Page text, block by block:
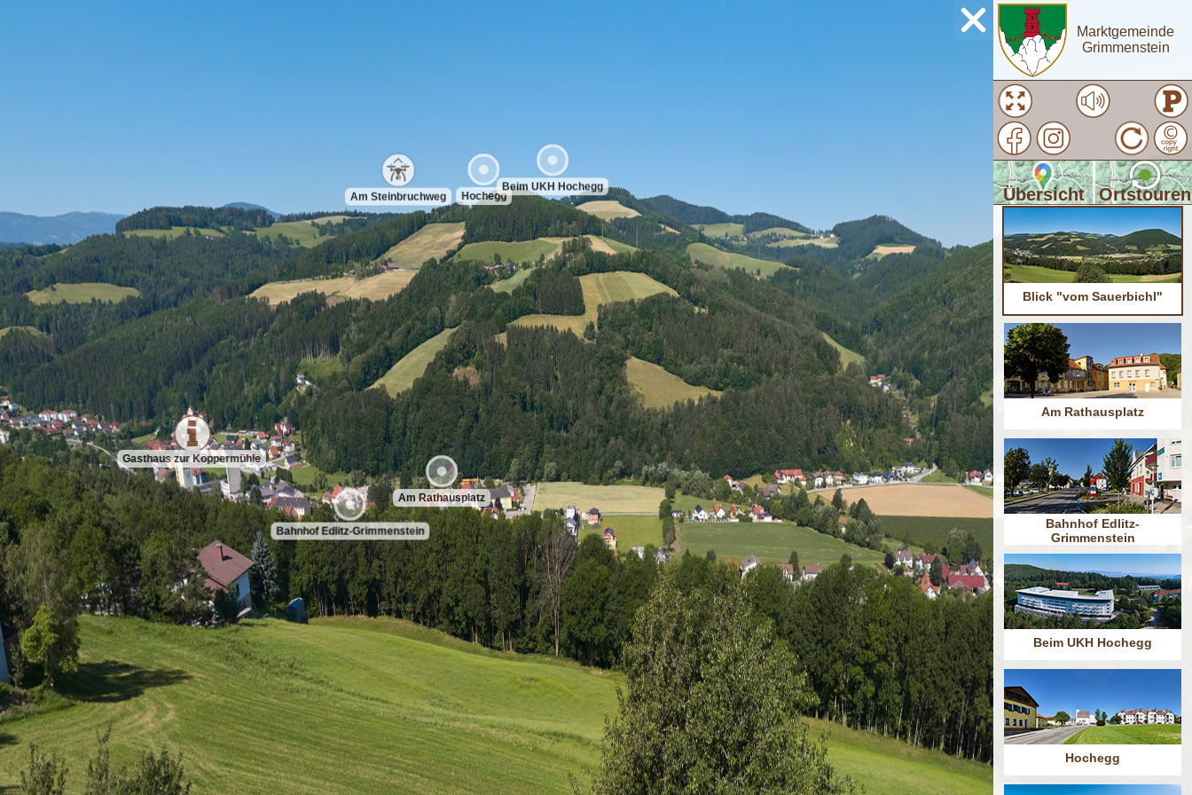
Am Rathausplatz
Bahnhof Edlitz-Grimmenstein
Hochegg
Beim UKH Hochegg
Am Steinbruchweg
Gasthaus zur Koppermühle
Übersicht Ortstouren
Marktgemeinde
Grimmenstein
Blick "vom Sauerbichl"
Am Rathausplatz
Bahnhof Edlitz-
Grimmenstein
Beim UKH Hochegg
Hochegg